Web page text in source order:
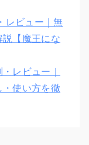
レビュー｜無
【魔王にな
レビュー｜
使い方を徹